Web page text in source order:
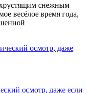
снежным
весёлое время года,
осмотр, даже если